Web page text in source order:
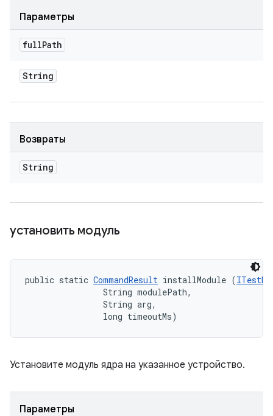
Параметры
fullPath
String
Возвраты
String
установить модуль
public static CommandResult installModule (
                String modulePath,
                String arg,
                long timeoutMs)
Установите модуль ядра на указанное устройство.
Параметры